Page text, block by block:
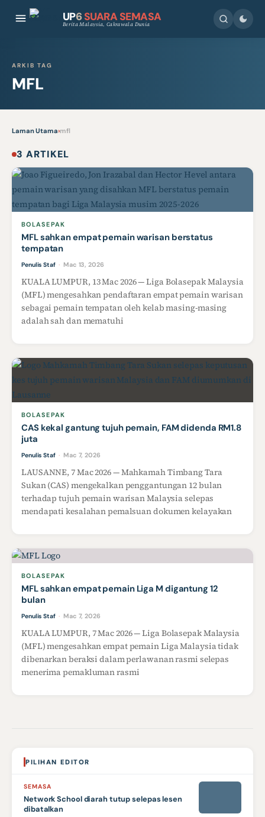
UP6 SUARA SEMASA
Berita Malaysia, Cakrawala Dunia
ARKIB TAG
MFL
Laman Utama›mfl
3 ARTIKEL
BOLASEPAK
MFL sahkan empat pemain warisan berstatus
tempatan
Penulis Staf · Mac 13, 2026
KUALA LUMPUR, 13 Mac 2026 — Liga Bolasepak Malaysia
(MFL) mengesahkan pendaftaran empat pemain warisan
sebagai pemain tempatan oleh kelab masing-masing
adalah sah dan mematuhi
BOLASEPAK
CAS kekal gantung tujuh pemain, FAM didenda RM1.8
juta
Penulis Staf · Mac 7, 2026
LAUSANNE, 7 Mac 2026 — Mahkamah Timbang Tara
Sukan (CAS) mengekalkan penggantungan 12 bulan
terhadap tujuh pemain warisan Malaysia selepas
mendapati kesalahan pemalsuan dokumen kelayakan
BOLASEPAK
MFL sahkan empat pemain Liga M digantung 12
bulan
Penulis Staf · Mac 7, 2026
KUALA LUMPUR, 7 Mac 2026 — Liga Bolasepak Malaysia
(MFL) mengesahkan empat pemain Liga Malaysia tidak
dibenarkan beraksi dalam perlawanan rasmi selepas
menerima pemakluman rasmi
PILIHAN EDITOR
SEMASA
Network School diarah tutup selepas lesen
dibatalkan